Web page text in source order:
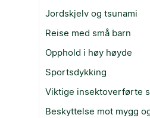
Jordskjelv og tsunami
Reise med små barn
Opphold i høy høyde
Sportsdykking
Viktige insektoverførte
Beskyttelse mot mygg